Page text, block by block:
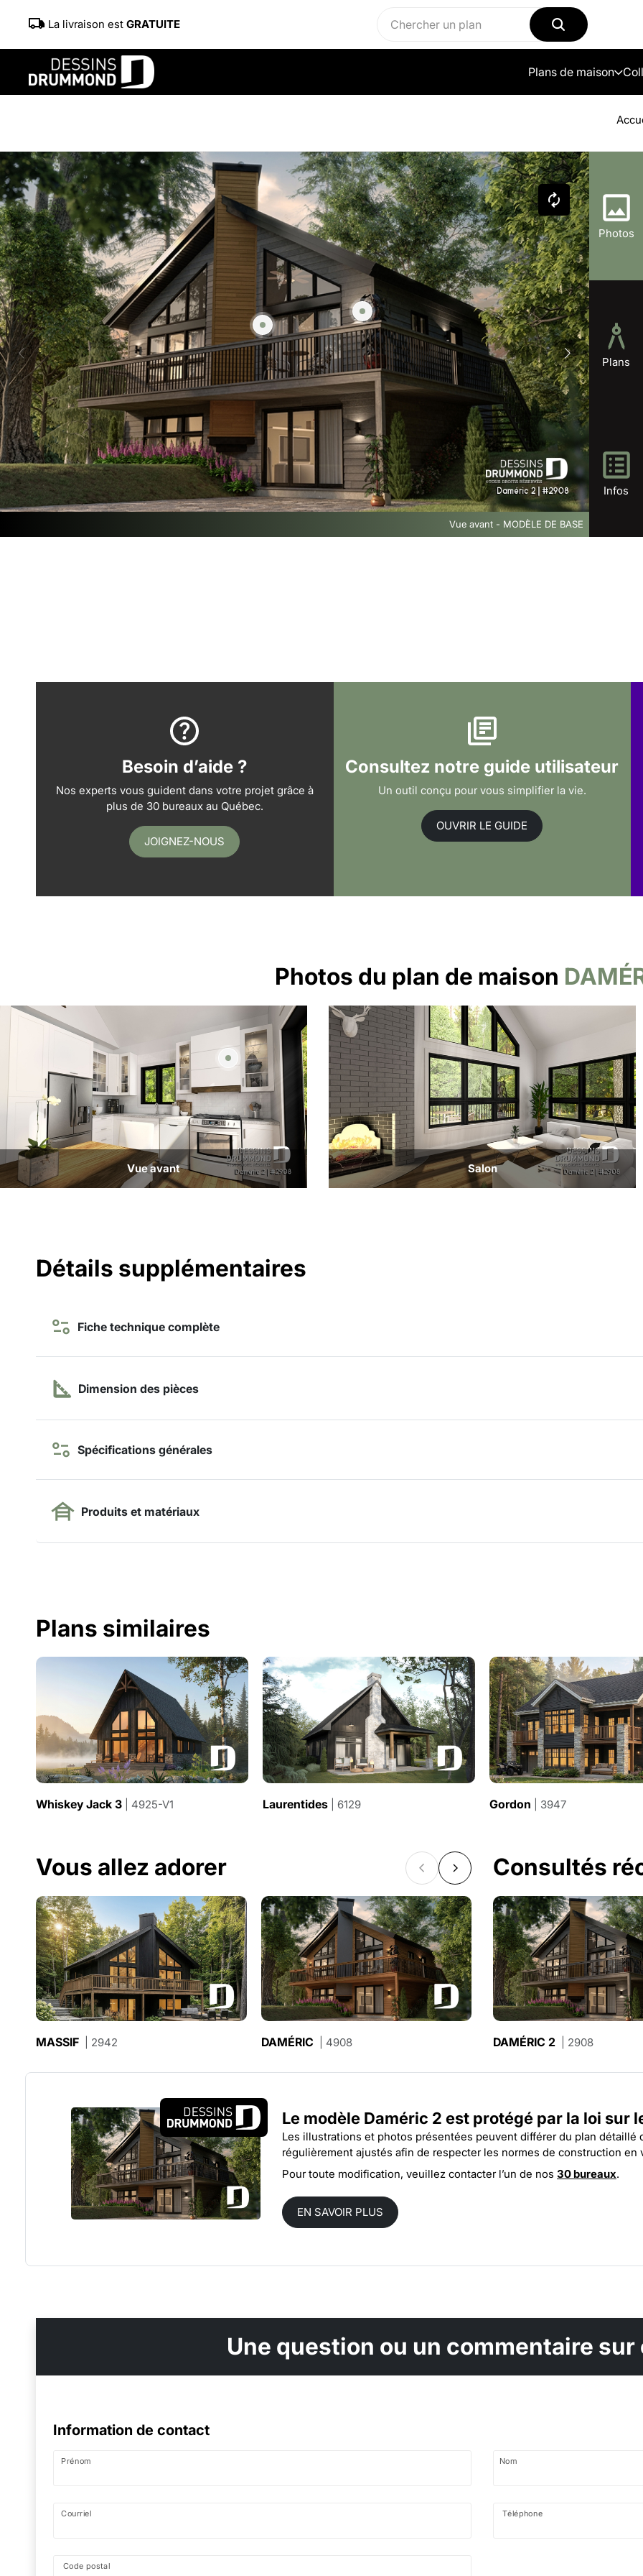
La livraison est GRATUITE
Plans de maison
Vue avant - MODÈLE DE BASE
Photos
Plans
Infos
Besoin d’aide ?
Nos experts vous guident dans votre projet grâce à
plus de 30 bureaux au Québec.
JOIGNEZ-NOUS
Consultez notre guide utilisateur
Un outil conçu pour vous simplifier la vie.
OUVRIR LE GUIDE
Photos du plan de maison
Vue avant Salon
Détails supplémentaires
Fiche technique complète
Dimension des pièces
Spécifications générales
Produits et matériaux
Plans similaires
Whiskey Jack 3 | 4925-V1 Laurentides | 6129 Gordon | 3947
Vous allez adorer
MASSIF | 2942 DAMÉRIC | 4908 SKYBRIDGE| 2915
Consultés
DAMÉRIC 2 | 2908
Le modèle Daméric 2 est protégé par la loi sur
Les illustrations et photos présentées peuvent différer du plan détaillé
régulièrement ajustés afin de respecter les normes de construction en
Pour toute modification, veuillez contacter l’un de nos 30 bureaux.
EN SAVOIR PLUS
Une question ou un commentaire sur
Information de contact
Prénom Nom
Courriel Téléphone
Code postal